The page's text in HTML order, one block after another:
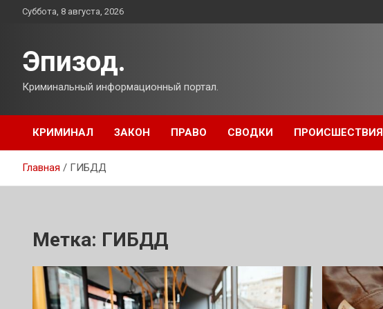
ПерейтиСуббота, 8 августа, 2026
Эпизод.
Криминальный информационный портал.
КРИМИНАЛ ЗАКОН ПРАВО СВОДКИ ПРОИСШЕСТВИЯ
Главная ГИБДД
Метка: ГИБДД